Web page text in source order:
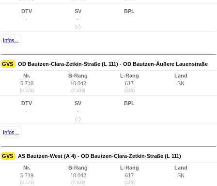
DTV
-
SV
-
(-)
BPL
Infos...
GVS OD Bautzen-Clara-Zetkin-Straße (L 111) - OD Bautzen-Äußere Lauenstraße
Nr.
5.718
(8.576)
B-Rang
10.042
(7.638)
L-Rang
617
(525)
Land
SN
DTV
-
SV
-
(-)
BPL
Infos...
GVS AS Bautzen-West (A 4) - OD Bautzen-Clara-Zetkin-Straße (L 111)
Nr.
5.719
(8.575)
B-Rang
10.042
(7.638)
L-Rang
617
(525)
Land
SN